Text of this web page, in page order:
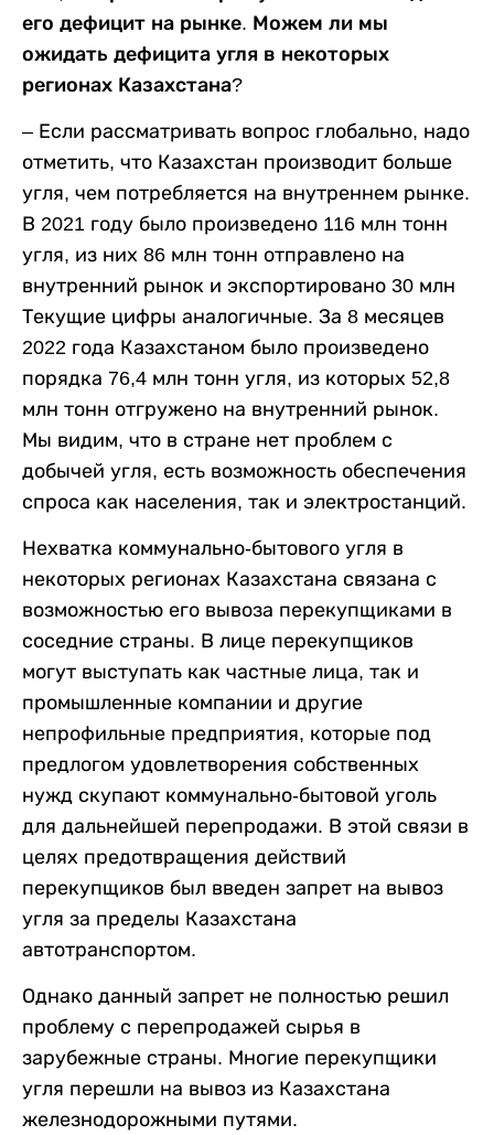
его дефицит на рынке. Можем ли мы
ожидать дефицита угля в некоторых
регионах Казахстана?
– Если рассматривать вопрос глобально, надо
отметить, что Казахстан производит больше
угля, чем потребляется на внутреннем рынке.
В 2021 году было произведено 116 млн тонн
угля, из них 86 млн тонн отправлено на
внутренний рынок и экспортировано 30 млн
Текущие цифры аналогичные. За 8 месяцев
2022 года Казахстаном было произведено
порядка 76,4 млн тонн угля, из которых 52,8
млн тонн отгружено на внутренний рынок.
Мы видим, что в стране нет проблем с
добычей угля, есть возможность обеспечения
спроса как населения, так и электростанций.
Нехватка коммунально-бытового угля в
некоторых регионах Казахстана связана с
возможностью его вывоза перекупщиками в
соседние страны. В лице перекупщиков
могут выступать как частные лица, так и
промышленные компании и другие
непрофильные предприятия, которые под
предлогом удовлетворения собственных
нужд скупают коммунально-бытовой уголь
для дальнейшей перепродажи. В этой связи в
целях предотвращения действий
перекупщиков был введен запрет на вывоз
угля за пределы Казахстана
автотранспортом.
Однако данный запрет не полностью решил
проблему с перепродажей сырья в
зарубежные страны. Многие перекупщики
угля перешли на вывоз из Казахстана
железнодорожными путями.